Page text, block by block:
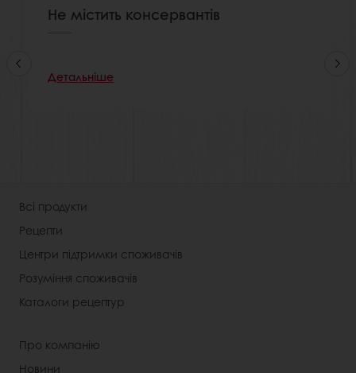
Не містить консервантів
Детальніше
Всі продукти
Рецепти
Центри підтримки споживачів
Розуміння споживачів
Каталоги рецептур
Про компанію
Новини